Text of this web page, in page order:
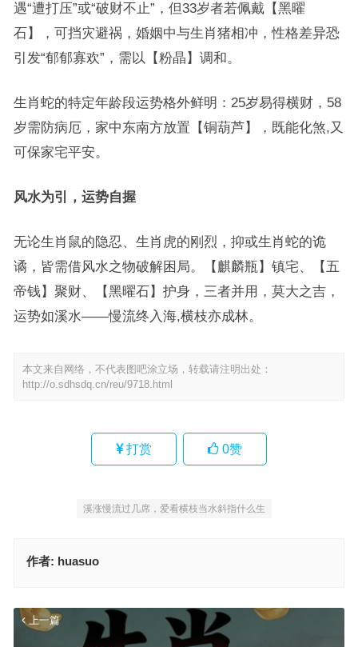
遇“遭打压”或“破财不止”，但33岁者若佩戴【黑曜
石】，可挡灾避祸，婚姻中与生肖猪相冲，性格差异恐
引发“郁郁寡欢”，需以【粉晶】调和。
生肖蛇的特定年龄段运势格外鲜明：25岁易得横财，58
岁需防病厄，家中东南方放置【铜葫芦】，既能化煞,又
可保家宅平安。
风水为引，运势自握
无论生肖鼠的隐忍、生肖虎的刚烈，抑或生肖蛇的诡
谲，皆需借风水之物破解困局。【麒麟瓶】镇宅、【五
帝钱】聚财、【黑曜石】护身，三者并用，莫大之吉，
运势如溪水——慢流终入海,横枝亦成林。
本文来自网络，不代表图吧涂立场，转载请注明出处：
http://o.sdhsdq.cn/reu/9718.html
打赏 0赞
溪涨慢流过几席，爱看横枝当水斜指什么生
作者: huasuo
上一篇